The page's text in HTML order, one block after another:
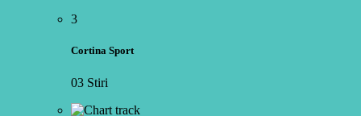
3
Cortina Sport
03 Stiri